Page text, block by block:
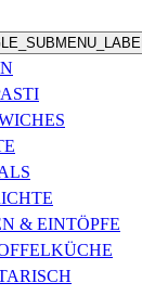
& EINTÖPFE